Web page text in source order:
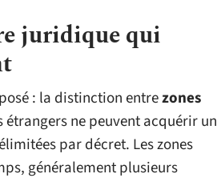
juridique qui
: la distinction entrezones
étrangers ne peuvent acquérir un
par décret. Les zones
généralement plusieurs